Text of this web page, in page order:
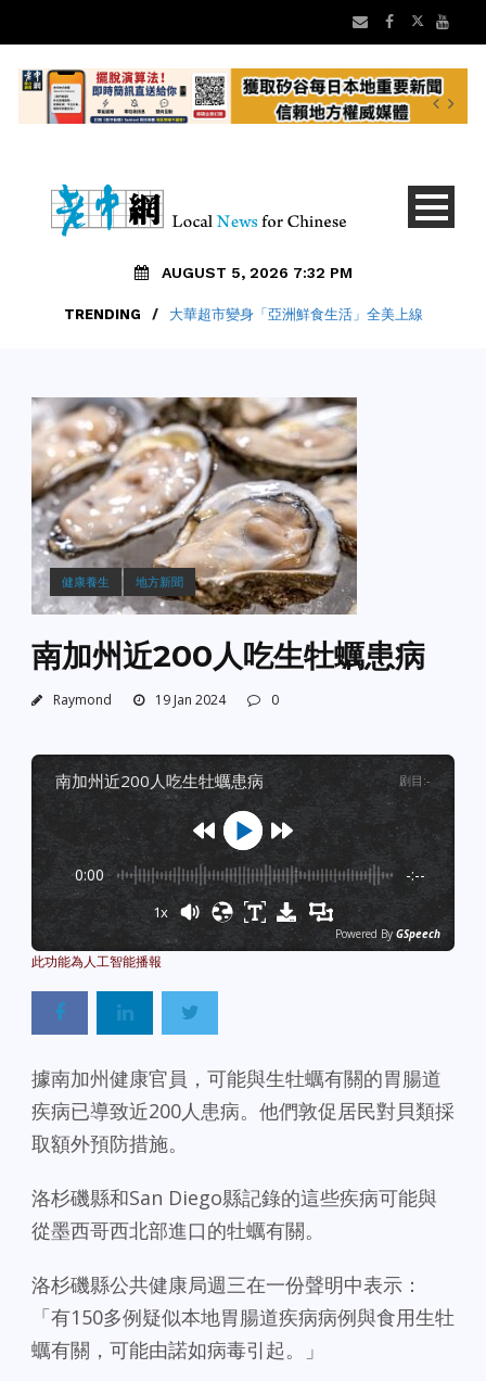
AUGUST 5, 2026 7:32 PM
TRENDING / 大華超市變身「亞洲鮮食生活」全美上線
健康養生 地方新聞
南加州近200人吃生牡蠣患病
Raymond 19 Jan 2024 0
南加州近200人吃生牡蠣患病 剧目 :-
0:00 -:--
1x
Powered By GSpeech
據南加州健康官員，可能與生牡蠣有關的胃腸道
疾病已導致近200人患病。他們敦促居民對貝類採
取額外預防措施。
洛杉磯縣和San Diego縣記錄的這些疾病可能與
從墨西哥西北部進口的牡蠣有關。
洛杉磯縣公共健康局週三在一份聲明中表示：
「有150多例疑似本地胃腸道疾病病例與食用生牡
蠣有關，可能由諾如病毒引起。」